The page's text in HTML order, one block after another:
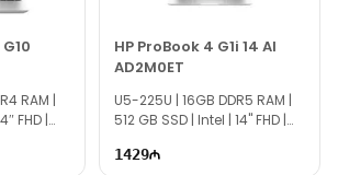
RAM |
FHD |
HP ProBook 4 G1i 14 AI
AD2M0ET
U5-225U | 16GB DDR5 RAM |
512 GB SSD | Intel | 14" FHD |
1429